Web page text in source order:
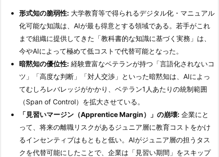
形式知の脆弱性: 大学教育等で得られるデジタル化・マニュアル
化可能な知識は、AIが最も得意とする領域である。若手がこれ
まで組織に提供してきた「教科書的な知識に基づく実務」は、
今やAIによって極めて低コストで代替可能となった。
暗黙知の優位性: 経験豊富なベテランが持つ「言語化されないコ
ツ」「高度な判断」「対人交渉」といった暗黙知は、AIによっ
てむしろレバレッジがかかり、ベテラン1人あたりの統制範囲
（Span of Control）を拡大させている。
「見習いマージン（Apprentice Margin）」の崩壊: 企業にと
って、将来の離職リスクがあるジュニア層に教育コストをかけ
るインセンティブはもともと低い。AIがジュニア層の担うタス
クを代替可能にしたことで、企業は「見習い期間」をスキップ